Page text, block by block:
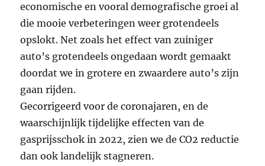
economische en vooral demografische groei al
die mooie verbeteringen weer grotendeels
opslokt. Net zoals het effect van zuiniger
auto’s grotendeels ongedaan wordt gemaakt
doordat we in grotere en zwaardere auto’s zijn
gaan rijden.
Gecorrigeerd voor de coronajaren, en de
waarschijnlijk tijdelijke effecten van de
gasprijsschok in 2022, zien we de CO2 reductie
dan ook landelijk stagneren.